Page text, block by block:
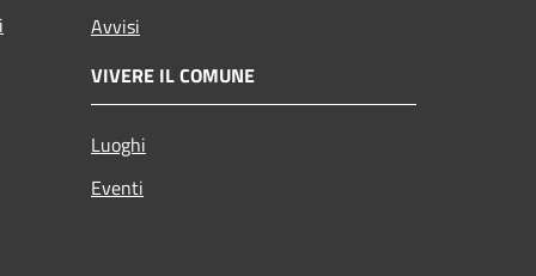
Avvisi
VIVERE IL COMUNE
Luoghi
Eventi